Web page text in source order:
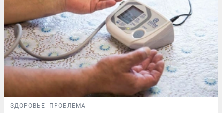
ЗДОРОВЬЕ ПРОБЛЕМА